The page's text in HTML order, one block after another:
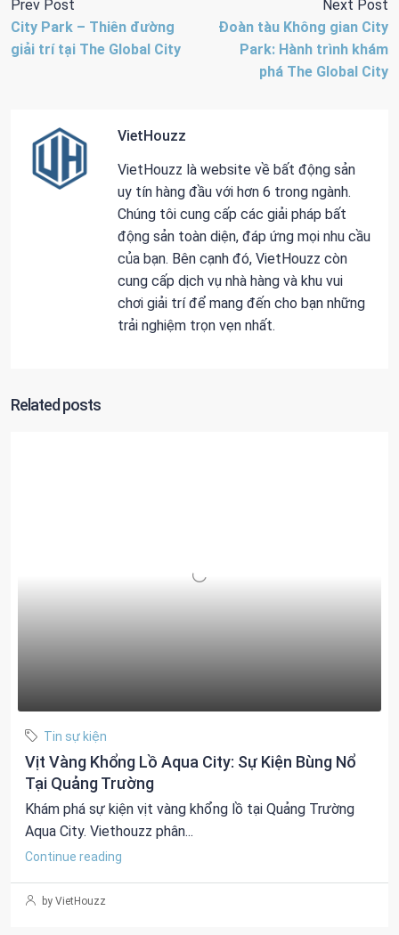
Prev Post
City Park – Thiên đường
giải trí tại The Global City
Next Post
Đoàn tàu Không gian City
Park: Hành trình khám
phá The Global City
VietHouzz
VietHouzz là website về bất động sản
uy tín hàng đầu với hơn 6 trong ngành.
Chúng tôi cung cấp các giải pháp bất
động sản toàn diện, đáp ứng mọi nhu cầu
của bạn. Bên cạnh đó, VietHouzz còn
cung cấp dịch vụ nhà hàng và khu vui
chơi giải trí để mang đến cho bạn những
trải nghiệm trọn vẹn nhất.
Related posts
Tin sự kiện
Vịt Vàng Khổng Lồ Aqua City: Sự Kiện Bùng Nổ
Tại Quảng Trường
Khám phá sự kiện vịt vàng khổng lồ tại Quảng Trường
Aqua City. Viethouzz phân...
Continue reading
by VietHouzz